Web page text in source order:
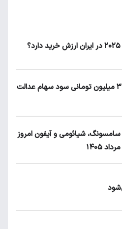
ماجرای واریز ۳ میلیون تومانی سود سهام عدالت
شیائومی و آیفون امروز